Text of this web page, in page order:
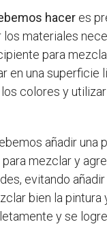
hacer es
los materiales
para
en una superficie
colores y
añadir una
mezclar y
evitando añadir
bien la pintura
y se